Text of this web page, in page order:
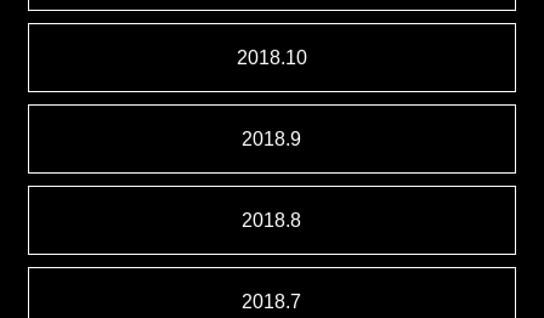
2018.10
2018.9
2018.8
2018.7